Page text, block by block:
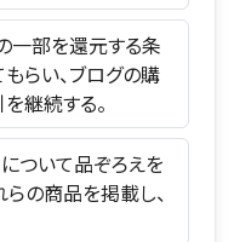
一部を還元する条
らい、ブログの購
継続する。
ついて品ぞろえを
の商品を掲載し、